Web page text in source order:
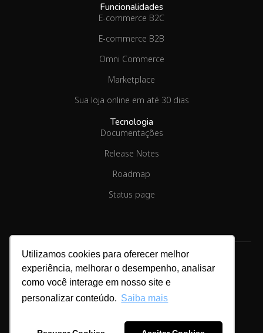
Utilizamos cookies para oferecer melhor
experiência, melhorar o desempenho, analisar
como você interage em nosso site e
personalizar conteúdo. Saiba mais
Funcionalidades
E-commerce B2C
E-commerce B2B
Omni Commerce
Marketplace
Sua loja online em até 30 dias
Tecnologia
Documentações
Release Notes
Roadmap
Status page
Copyright © 2026.Linx Commerce
Cookies & Privacidade